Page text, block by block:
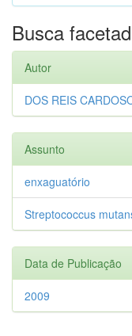
Busca
Autor
DOS REIS
Assunto
enxaguatório
Streptococcus
Data de Publicação
2009